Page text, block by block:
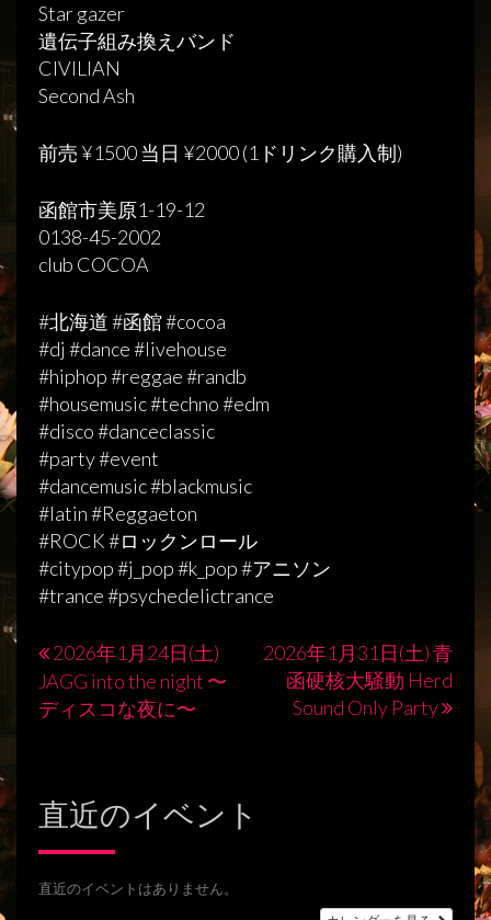
Star gazer
遺伝子組み換えバンド
CIVILIAN
Second Ash
前売 ¥1500 当日 ¥2000 (1ドリンク購入制)
函館市美原1-19-12
0138-45-2002
club COCOA
#北海道 #函館 #cocoa
#dj #dance #livehouse
#hiphop #reggae #randb
#housemusic #techno #edm
#disco #danceclassic
#party #event
#dancemusic #blackmusic
#latin #Reggaeton
#ROCK #ロックンロール
#citypop #j_pop #k_pop #アニソン
#trance #psychedelictrance
投
稿
ゲ
ー
シ
2026年1月24日(土)
JAGG into the night 〜
ディスコな夜に〜
2026年1月31日(土) 青
函硬核大騒動 Herd
Sound Only Party
直近のイベント
直近のイベントはありません。